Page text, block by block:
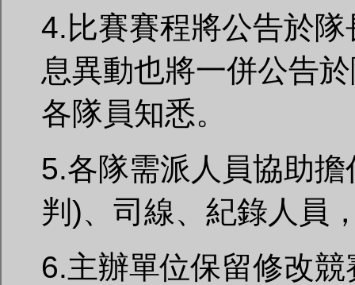
4.比賽賽程將公告於
息異動也將一併公告
各隊員知悉。
5.各隊需派人員協助
判)、司線、紀錄人員
6.主辦單位保留修改